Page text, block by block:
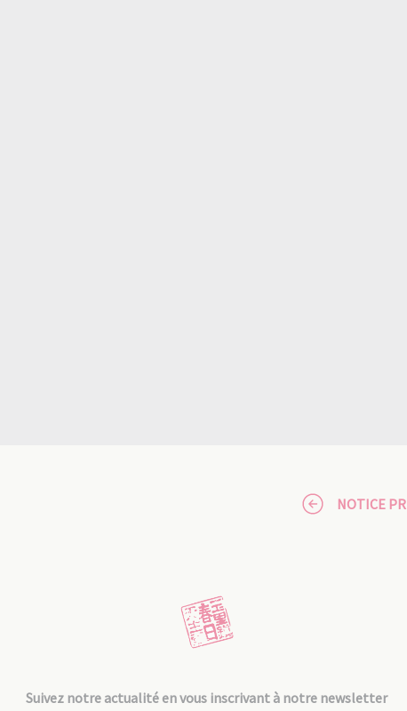
NOTICE
Suivez notre actualité en vous inscrivant à notre newsletter